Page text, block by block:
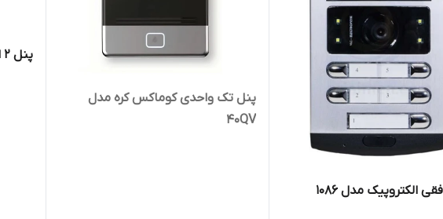
پنل تک واحدی کوماکس کره مدل
40QV
پنل 2 الکتروپیک مدل رندا